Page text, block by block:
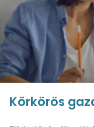
Körkörös